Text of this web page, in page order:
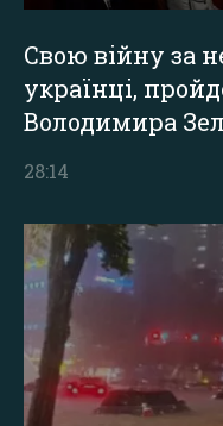
Свою війну за
українці,
Володимира
28:14